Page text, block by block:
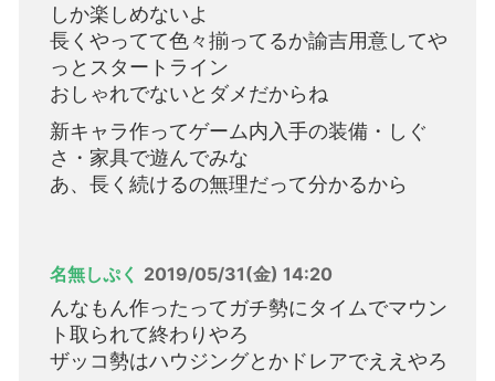
しか楽しめないよ
長くやってて色々揃ってるか諭吉用意してや
っとスタートライン
おしゃれでないとダメだからね
新キャラ作ってゲーム内入手の装備・しぐ
さ・家具で遊んでみな
あ、長く続けるの無理だって分かるから
名無しぷく 2019/05/31(金) 14:20
んなもん作ったってガチ勢にタイムでマウン
ト取られて終わりやろ
ザッコ勢はハウジングとかドレアでええやろ